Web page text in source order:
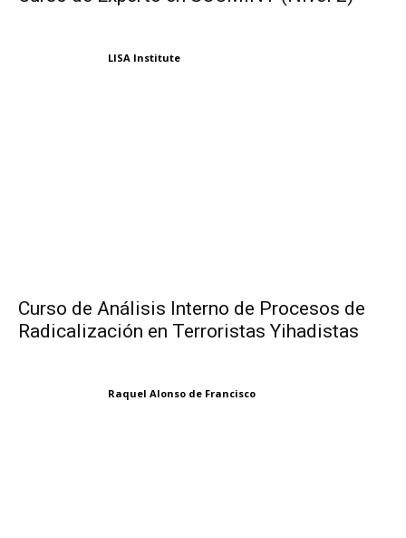
LISA Institute
Curso de Análisis Interno de Procesos de
Radicalización en Terroristas Yihadistas
Raquel Alonso de Francisco